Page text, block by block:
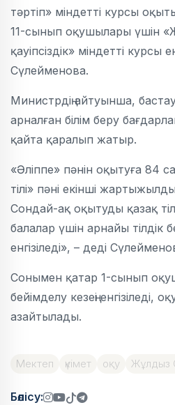
тәртіп» міндетті курсы
11-сынып оқушылары үшін
қауіпсіздік» міндетті курсы
Сүлейменова.
Министрдің айтуынша,
арналған білім беру
қайта қаралып жатыр.
«Әліппе» пәнін оқытуға 84
тілі» пәні екінші
Сондай-ақ оқытуды қазақ
балалар үшін арнайы тілдік
енгізіледі», – деді
Сонымен қатар 1-сынып
бейімделу кезеңі енгізіледі,
азайтылады.
Мектеп үкімет оқу Жұлдыз
Бөлісу: